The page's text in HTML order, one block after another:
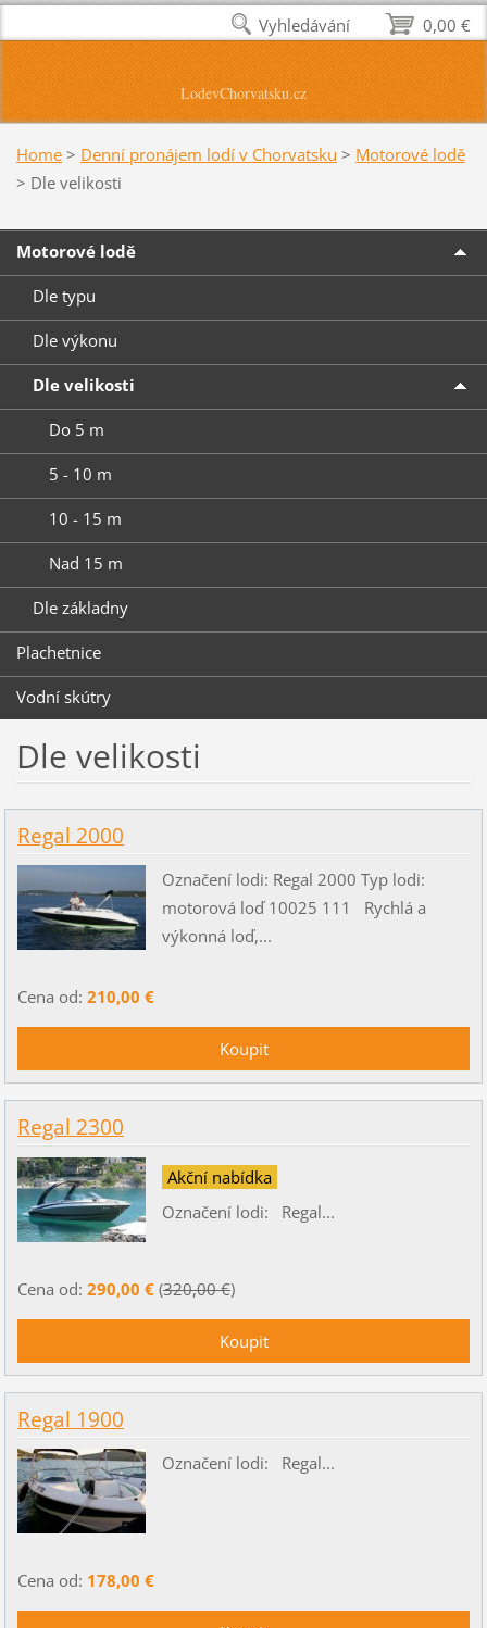
LodevChorvatsku.cz
Home > Denní pronájem lodí v Chorvatsku > Motorové lodě
> Dle velikosti
Motorové lodě
Dle typu
Dle výkonu
Dle velikosti
Do 5 m
5 - 10 m
10 - 15 m
Nad 15 m
Dle základny
Plachetnice
Vodní skútry
Dle velikosti
Regal 2000
Označení lodi: Regal 2000 Typ lodi:
motorová loď 10025 111 Rychlá a
výkonná loď,...
Cena od: 210,00 €
Regal 2300
Akční nabídka
Označení lodi: Regal...
Cena od: 290,00 €(320,00 €)
Regal 1900
Označení lodi: Regal...
Cena od: 178,00 €
0,00 €
Vyhledávání